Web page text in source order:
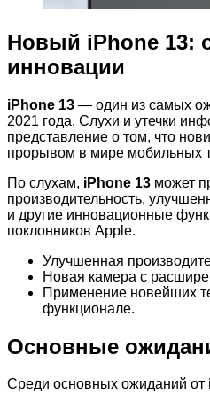
Новый iPhone 13:
инновации
iPhone 13 — один из самых
2021 года. Слухи и утечки
представление о том, что
прорывом в мире мобильных
По слухам, iPhone 13 может
производительность,
и другие инновационные
поклонников Apple.
Улучшенная
Новая камера с
Применение новейших
функционале.
Основные
Среди основных ожиданий от